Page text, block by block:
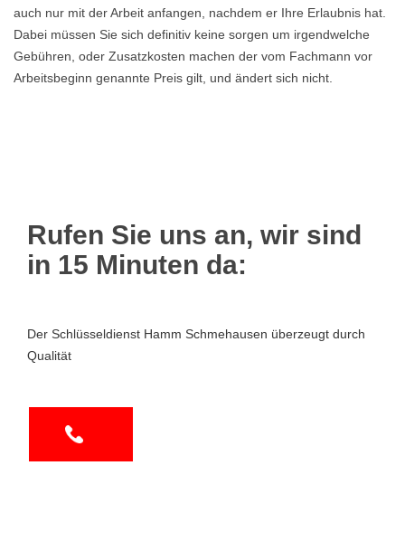
auch nur mit der Arbeit anfangen, nachdem er Ihre Erlaubnis hat.
Dabei müssen Sie sich definitiv keine sorgen um irgendwelche
Gebühren, oder Zusatzkosten machen der vom Fachmann vor
Arbeitsbeginn genannte Preis gilt, und ändert sich nicht.
Rufen Sie uns an, wir sind
in 15 Minuten da:
Der Schlüsseldienst Hamm Schmehausen überzeugt durch
Qualität